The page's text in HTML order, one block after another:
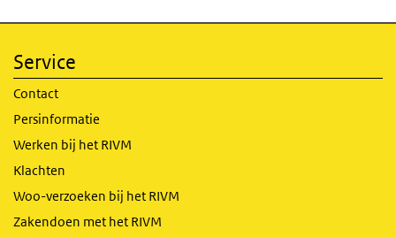
Service
Contact
Persinformatie
Werken bij het RIVM
Klachten
Woo-verzoeken bij het RIVM
Zakendoen met het RIVM